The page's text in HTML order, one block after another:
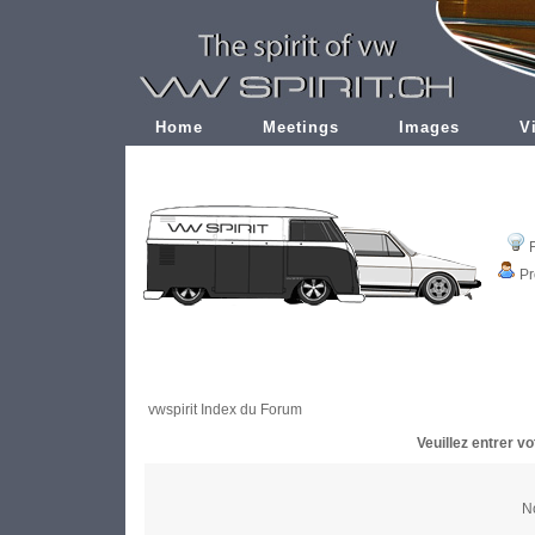
Home Meetings Images
vwspirit Index du Forum
Veuillez entrer